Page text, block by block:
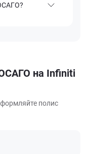
на Infiniti
полис